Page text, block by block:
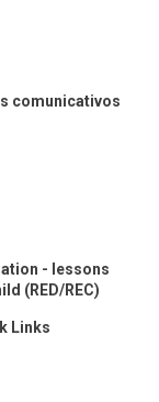
comunicativos
- lessons
(RED/REC)
Links